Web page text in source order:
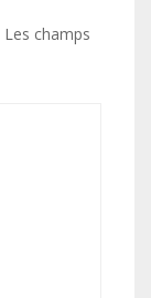
Les champs